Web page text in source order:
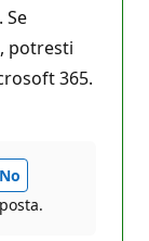
Se
potresti
365.
No